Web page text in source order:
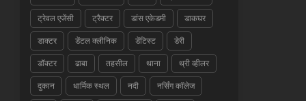
ट्रेवल एजेंसी ट्रैक्टर डांस एकेडमी डाकघर
डाक्टर डेंटल क्लीनिक डेंटिस्ट डेरी
डॉक्टर ढाबा तहसील थाना थ्री व्हीलर
दुकान धार्मिक स्थल नदी नर्सिंग कॉलेज